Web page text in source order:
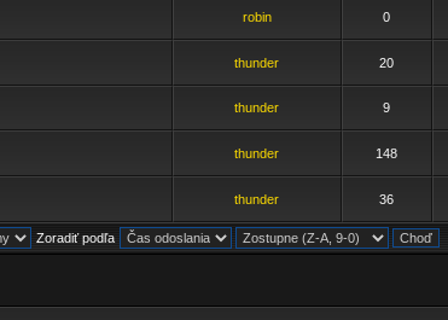
robin 0
thunder 20
thunder 9
thunder 148
thunder 36
Zoradiť podľa